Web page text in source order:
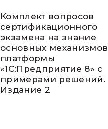
Комплект вопросов
сертификационного
экзамена на знание
основных механизмов
платформы
«1С:Предприятие 8» с
примерами решений.
Издание 2